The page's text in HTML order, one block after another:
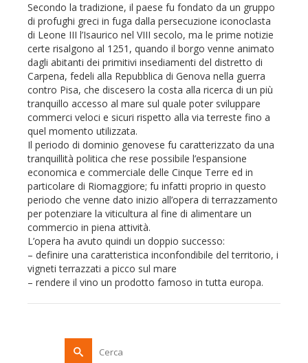
Secondo la tradizione, il paese fu fondato da un gruppo
di profughi greci in fuga dalla persecuzione iconoclasta
di Leone III l’Isaurico nel VIII secolo, ma le prime notizie
certe risalgono al 1251, quando il borgo venne animato
dagli abitanti dei primitivi insediamenti del distretto di
Carpena, fedeli alla Repubblica di Genova nella guerra
contro Pisa, che discesero la costa alla ricerca di un più
tranquillo accesso al mare sul quale poter sviluppare
commerci veloci e sicuri rispetto alla via terreste fino a
quel momento utilizzata.
Il periodo di dominio genovese fu caratterizzato da una
tranquillità politica che rese possibile l’espansione
economica e commerciale delle Cinque Terre ed in
particolare di Riomaggiore; fu infatti proprio in questo
periodo che venne dato inizio all’opera di terrazzamento
per potenziare la viticultura al fine di alimentare un
commercio in piena attività.
L’opera ha avuto quindi un doppio successo:
– definire una caratteristica inconfondibile del territorio, i
vigneti terrazzati a picco sul mare
– rendere il vino un prodotto famoso in tutta europa.